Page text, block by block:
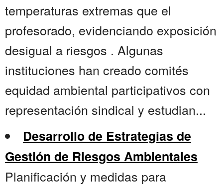
temperaturas extremas que el
profesorado, evidenciando exposición
desigual a riesgos . Algunas
instituciones han creado comités
equidad ambiental participativos con
representación sindical y estudian...
Desarrollo de Estrategias de
Gestión de Riesgos Ambientales
Planificación y medidas para